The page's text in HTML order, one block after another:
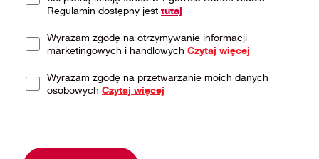
Regulamin dostępny jest tutaj
Wyrażam zgodę na otrzymywanie informacji
marketingowych i handlowych Czytaj więcej
Wyrażam zgodę na przetwarzanie moich danych
osobowych Czytaj więcej